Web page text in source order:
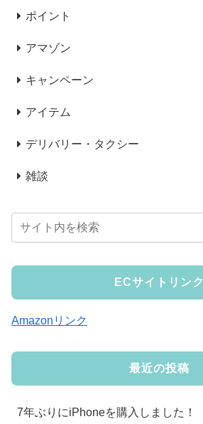
ポイント
アマゾン
キャンペーン
アイテム
デリバリー・タクシー
雑談
ECサイトリンク
Amazonリンク
最近の投稿
7年ぶりにiPhoneを購入しました！